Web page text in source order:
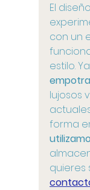
El
con un
estilo.
lujosos
forma
quieres